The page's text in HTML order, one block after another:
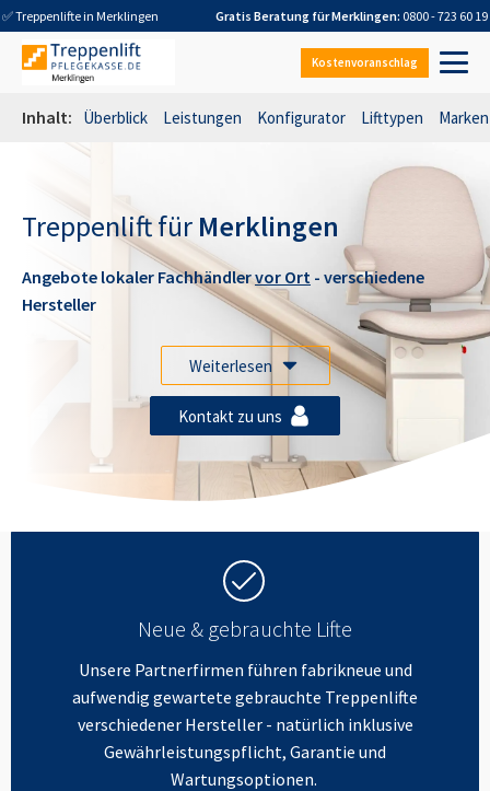
✅ Treppenlifte in Merklingen Gratis Beratung fürMerklingen: 0800 - 723 60 19
Kostenvoranschlag
Inhalt: Überblick Leistungen Konfigurator Lifttypen Marken
Treppenlift für Merklingen
Angebote lokaler Fachhändlervor Ort - verschiedene
Hersteller
Weiterlesen
Kontakt zu uns
Neue & gebrauchte Lifte
Unsere Partnerfirmen führen fabrikneue und
aufwendig gewartete gebrauchte Treppenlifte
verschiedener Hersteller - natürlich inklusive
Gewährleistungspflicht, Garantie und
Wartungsoptionen.